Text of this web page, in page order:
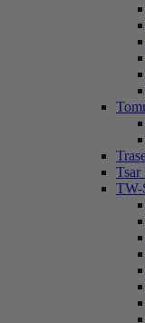
Tsar
TW-